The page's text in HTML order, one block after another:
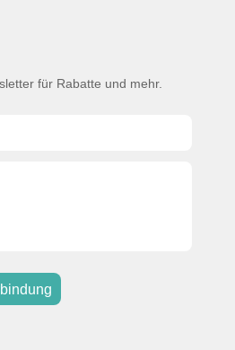
für Rabatte und mehr.